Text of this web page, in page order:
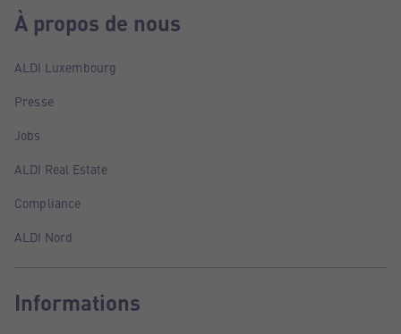
À propos de nous
ALDI Luxembourg
Presse
Jobs
ALDI Real Estate
Compliance
ALDI Nord
Informations